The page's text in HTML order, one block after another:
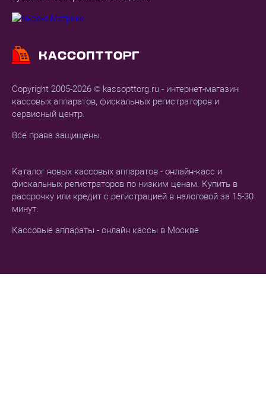
Copyright 2005-2026 © kassopttorg.ru - интернет-магазин
кассовых аппаратов, фискальных регистраторов и
сервисный центр.
Все права защищены.
Каталог новых кассовых аппаратов - онлайн-касс и
фискальных регистраторов по низким ценам. Купить в
рассрочку или кредит с регистрацией в налоговой за 15-30
минут.
Кассовые аппараты - онлайн кассы в Москве